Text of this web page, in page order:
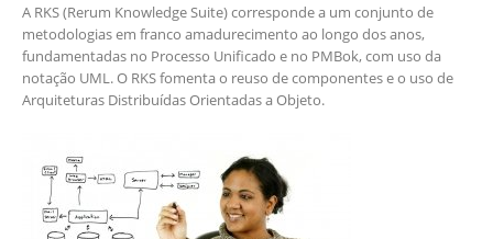
A RKS (Rerum Knowledge Suite) corresponde a um conjunto de
metodologias em franco amadurecimento ao longo dos anos,
fundamentadas no Processo Unificado e no PMBok, com uso da
notação UML. O RKS fomenta o reuso de componentes e o uso de
Arquiteturas Distribuídas Orientadas a Objeto.